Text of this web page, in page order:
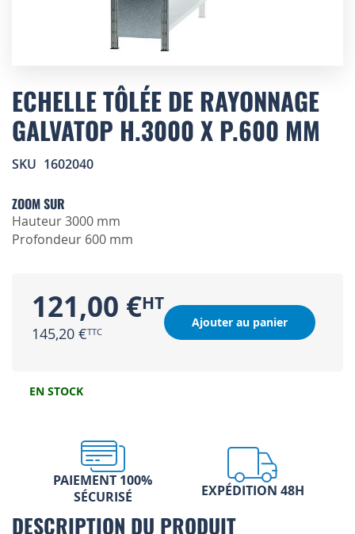
to
the
beginning
of
images
ECHELLE TÔLÉE DE RAYONNAGE
GALVATOP H.3000 X P.600 MM
SKU 1602040
ZOOM SUR
Hauteur 3000 mm
Profondeur 600 mm
121,00 €
145,20 €
Ajouter au panier
EN STOCK
PAIEMENT 100%
SÉCURISÉ
EXPÉDITION 48H
DESCRIPTION DU PRODUIT